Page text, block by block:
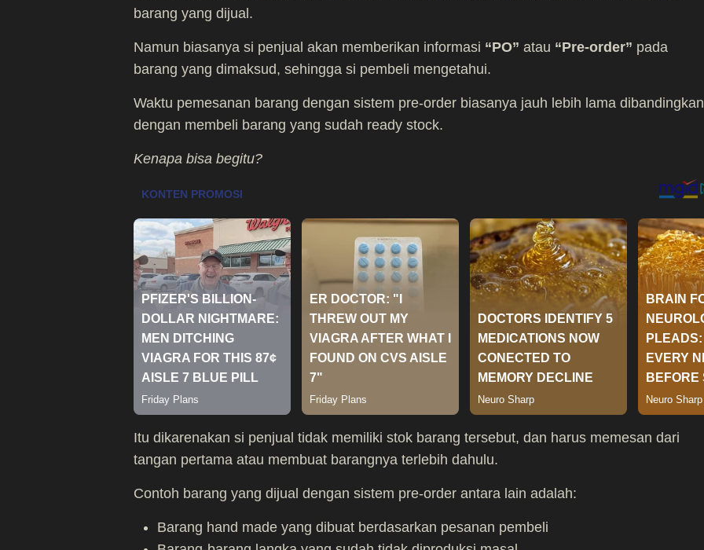
barang yang dijual.
Namun biasanya si penjual akan memberikan informasi “PO” atau “Pre-order” pada
barang yang dimaksud, sehingga si pembeli mengetahui.
Waktu pemesanan barang dengan sistem pre-order biasanya jauh lebih lama dibandingkan
dengan membeli barang yang sudah ready stock.
Kenapa bisa begitu?
Itu dikarenakan si penjual tidak memiliki stok barang tersebut, dan harus memesan dari
tangan pertama atau membuat barangnya terlebih dahulu.
Contoh barang yang dijual dengan sistem pre-order antara lain adalah:
Barang hand made yang dibuat berdasarkan pesanan pembeli